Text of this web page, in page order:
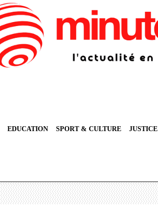
EDUCATION SPORT & CULTURE JUSTICE